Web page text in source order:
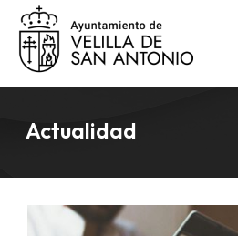
Actualidad